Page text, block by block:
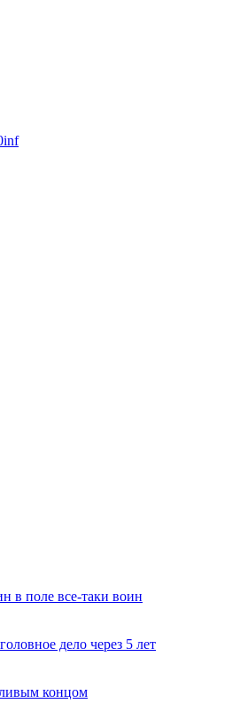
в поле все-таки воин
дело через 5 лет
концом